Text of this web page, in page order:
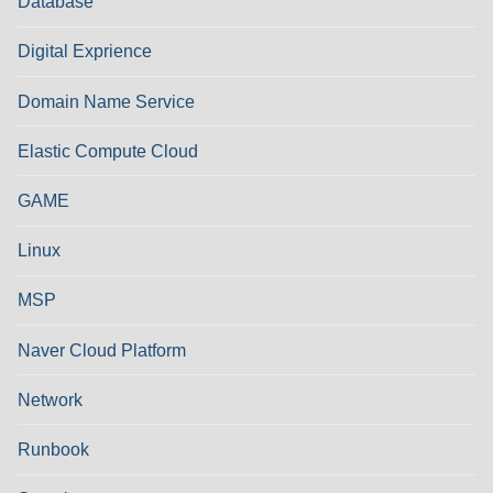
Digital Exprience
Domain Name Service
Elastic Compute Cloud
GAME
Linux
MSP
Naver Cloud Platform
Network
Runbook